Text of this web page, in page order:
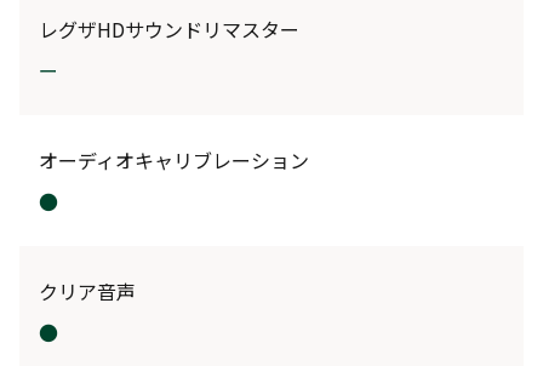
レグザHDサウンドリマスター
ー
オーディオキャリブレーション
●
クリア音声
●